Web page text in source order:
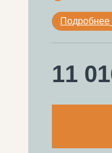
Подробнее
11